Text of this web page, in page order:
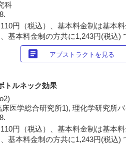
科
円（税込）、基本料金制は基本料
基本料金制の方共に1,243円(税込)
article アブストラクトを見る
トルネック効果
医学総合研究所1), 理化学研究所
円（税込）、基本料金制は基本料
基本料金制の方共に1,243円(税込)